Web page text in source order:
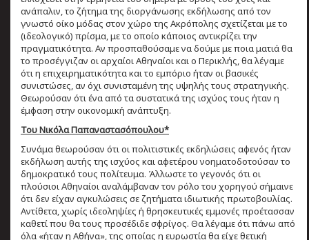
ανάπαλιν, το ζήτημα της διοργάνωσης εκδήλωσης από τον
γνωστό οίκο μόδας στον χώρο της Ακρόπολης σχετίζεται με το
(ιδεολογικό) πρίσμα, με το οποίο κάποιος αντικρίζει την
πραγματικότητα. Αν προσπαθούσαμε να δούμε με ποια ματιά θα
το προσέγγιζαν οι αρχαίοι Αθηναίοι και ο Περικλής, θα λέγαμε
ότι η επιχειρηματικότητα και το εμπόριο ήταν οι βασικές
συνιστώσες, αν όχι συνισταμένη της υψηλής τους στρατηγικής.
Θεωρούσαν ότι ένα από τα συστατικά της ισχύος τους ήταν η
έμφαση στην οικονομική ανάπτυξη.
Του Νικόλα Παπαναστασόπουλου*
Συνάμα θεωρούσαν ότι οι πολιτιστικές εκδηλώσεις αφενός ήταν
εκδήλωση αυτής της ισχύος και αφετέρου νοηματοδοτούσαν το
δημοκρατικό τους πολίτευμα. Άλλωστε το γεγονός ότι οι
πλούσιοι Αθηναίοι αναλάμβαναν τον ρόλο του χορηγού σήμαινε
ότι δεν είχαν αγκυλώσεις σε ζητήματα ιδιωτικής πρωτοβουλίας.
Αντίθετα, χωρίς ιδεοληψίες ή θρησκευτικές εμμονές προέτασσαν
καθετί που θα τους προσέδιδε σφρίγος. Θα λέγαμε ότι πάνω από
όλα «ήταν η Αθήνα», της οποίας η ευρωστία θα είχε θετική